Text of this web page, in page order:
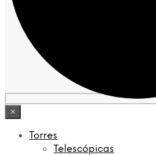
×
Torres
Telescópicas